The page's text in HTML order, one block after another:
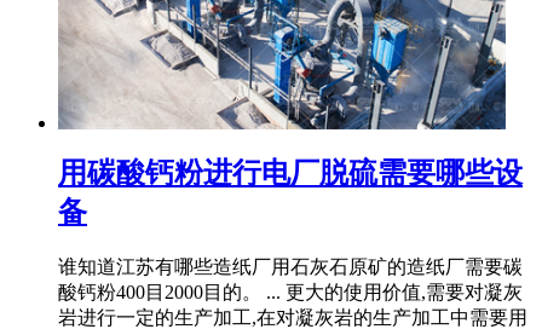
用碳酸钙粉进行电厂脱硫需要哪些设
备
谁知道江苏有哪些造纸厂用石灰石原矿的造纸厂需要碳
酸钙粉400目2000目的。 ... 更大的使用价值,需要对凝灰
岩进行一定的生产加工,在对凝灰岩的生产加工中需要用